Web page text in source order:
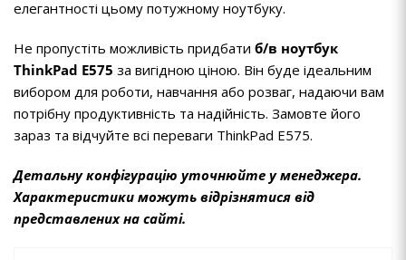
елегантності цьому потужному ноутбуку.
Не пропустіть можливість придбати б/в ноутбук
ThinkPad E575 за вигідною ціною. Він буде ідеальним
вибором для роботи, навчання або розваг, надаючи вам
потрібну продуктивність та надійність. Замовте його
зараз та відчуйте всі переваги ThinkPad E575.
Детальну конфігурацію уточнюйте у менеджера.
Характеристики можуть відрізнятися від
представлених на сайті.